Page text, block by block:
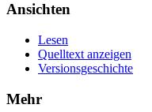
Ansichten
Lesen
Quelltext anzeigen
Versionsgeschichte
Mehr